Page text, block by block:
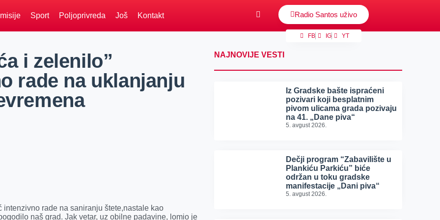
Sport Poljoprivreda Još Kontakt Radio Santos uživo
FB IG YT
i zelenilo”
rade na uklanjanju
intenzivno rade na saniranju štete,nastale kao
naš grad. Jak vetar, uz obilne padavine, lomio je
NAJNOVIJE VESTI
Iz Gradske bašte ispraćeni
pozivari koji besplatnim
pivom ulicama grada pozivaju
na 41. „Dane piva“
5. avgust 2026.
Dečji program “Zabavilište u
Plankiću Parkiću” biće
održan u toku gradske
manifestacije „Dani piva“
5. avgust 2026.